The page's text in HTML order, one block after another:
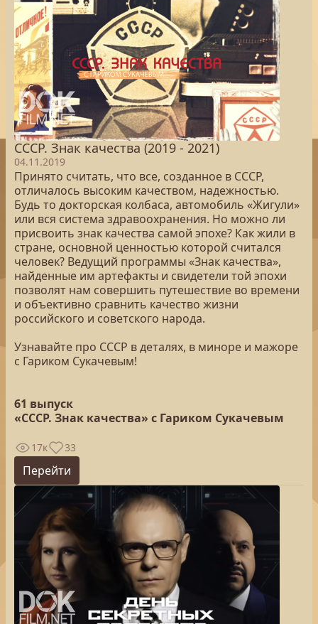
СССР. Знак качества (2019 - 2021)
04.11.2019
Принято считать, что все, созданное в СССР,
отличалось высоким качеством, надежностью.
Будь то докторская колбаса, автомобиль «Жигули»
или вся система здравоохранения. Но можно ли
присвоить знак качества самой эпохе? Как жили в
стране, основной ценностью которой считался
человек? Ведущий программы «Знак качества»,
найденные им артефакты и свидетели той эпохи
позволят нам совершить путешествие во времени
и объективно сравнить качество жизни
российского и советского народа.
Узнавайте про СССР в деталях, в миноре и мажоре
с Гариком Сукачевым!
61 выпуск
«СССР. Знак качества» с Гариком Сукачевым
17к 33
Перейти